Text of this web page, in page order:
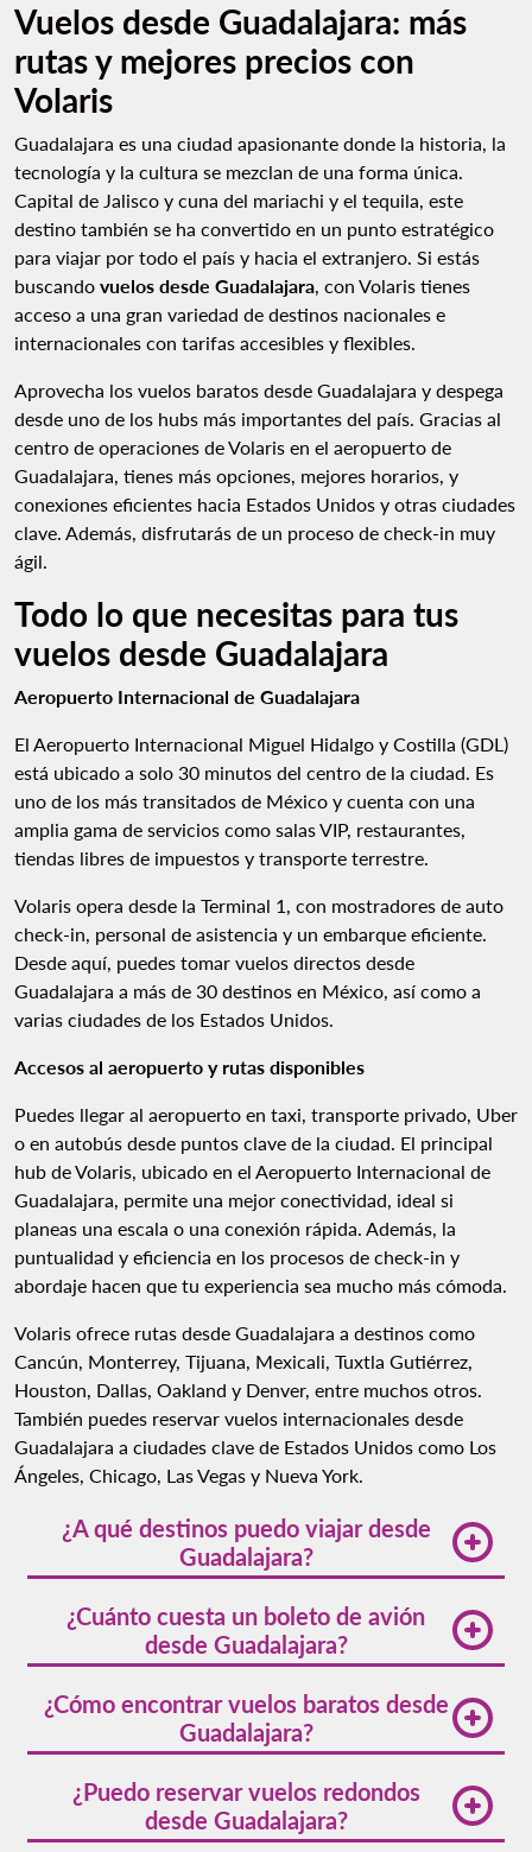
Vuelos desde Guadalajara: más
rutas y mejores precios con
Volaris
Guadalajara es una ciudad apasionante donde la historia, la
tecnología y la cultura se mezclan de una forma única.
Capital de Jalisco y cuna del mariachi y el tequila, este
destino también se ha convertido en un punto estratégico
para viajar por todo el país y hacia el extranjero. Si estás
buscando vuelos desde Guadalajara, con Volaris tienes
acceso a una gran variedad de destinos nacionales e
internacionales con tarifas accesibles y flexibles.
Aprovecha los vuelos baratos desde Guadalajara y despega
desde uno de los hubs más importantes del país. Gracias al
centro de operaciones de Volaris en el aeropuerto de
Guadalajara, tienes más opciones, mejores horarios, y
conexiones eficientes hacia Estados Unidos y otras ciudades
clave. Además, disfrutarás de un proceso de check-in muy
ágil.
Todo lo que necesitas para tus
vuelos desde Guadalajara
Aeropuerto Internacional de Guadalajara
El Aeropuerto Internacional Miguel Hidalgo y Costilla (GDL)
está ubicado a solo 30 minutos del centro de la ciudad. Es
uno de los más transitados de México y cuenta con una
amplia gama de servicios como salas VIP, restaurantes,
tiendas libres de impuestos y transporte terrestre.
Volaris opera desde la Terminal 1, con mostradores de auto
check-in, personal de asistencia y un embarque eficiente.
Desde aquí, puedes tomar vuelos directos desde
Guadalajara a más de 30 destinos en México, así como a
varias ciudades de los Estados Unidos.
Accesos al aeropuerto y rutas disponibles
Puedes llegar al aeropuerto en taxi, transporte privado, Uber
o en autobús desde puntos clave de la ciudad. El principal
hub de Volaris, ubicado en el Aeropuerto Internacional de
Guadalajara, permite una mejor conectividad, ideal si
planeas una escala o una conexión rápida. Además, la
puntualidad y eficiencia en los procesos de check-in y
abordaje hacen que tu experiencia sea mucho más cómoda.
Volaris ofrece rutas desde Guadalajara a destinos como
Cancún, Monterrey, Tijuana, Mexicali, Tuxtla Gutiérrez,
Houston, Dallas, Oakland y Denver, entre muchos otros.
También puedes reservar vuelos internacionales desde
Guadalajara a ciudades clave de Estados Unidos como Los
Ángeles, Chicago, Las Vegas y Nueva York.
¿A qué destinos puedo viajar desde
Guadalajara?
ciudades de México incluyendo CDMX, Tijuana y
Monterrey, así como a destinos baratos desde
Guadalajara como, Aguascalientes, Puebla, Mérida
y Veracruz, entre muchos otros. También operan
vuelos a Estados Unidosaterrizando en algunas de
las principales ciudades del país, todo desde el
mismo hub en GDL.
¿Cuánto cuesta un boleto de avión
desde Guadalajara?
con la que reserves. Volaris tiene tarifas base
económicas que se pueden ajustar según los
servicios que elijas.
¿Cómo encontrar vuelos baratos desde
Guadalajara?
ahorrary activar alertas de promociones en la web
¿Puedo reservar vuelos redondos
desde Guadalajara?